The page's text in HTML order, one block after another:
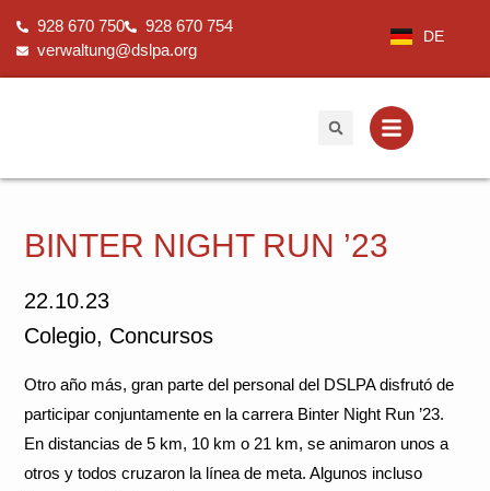
contenido
928 670 750
928 670 754
verwaltung@dslpa.org
DE
BINTER NIGHT RUN ’23
22.10.23
Colegio, Concursos
Otro año más, gran parte del personal del DSLPA disfrutó de
participar conjuntamente en la carrera Binter Night Run ’23.
En distancias de 5 km, 10 km o 21 km, se animaron unos a
otros y todos cruzaron la línea de meta. Algunos incluso